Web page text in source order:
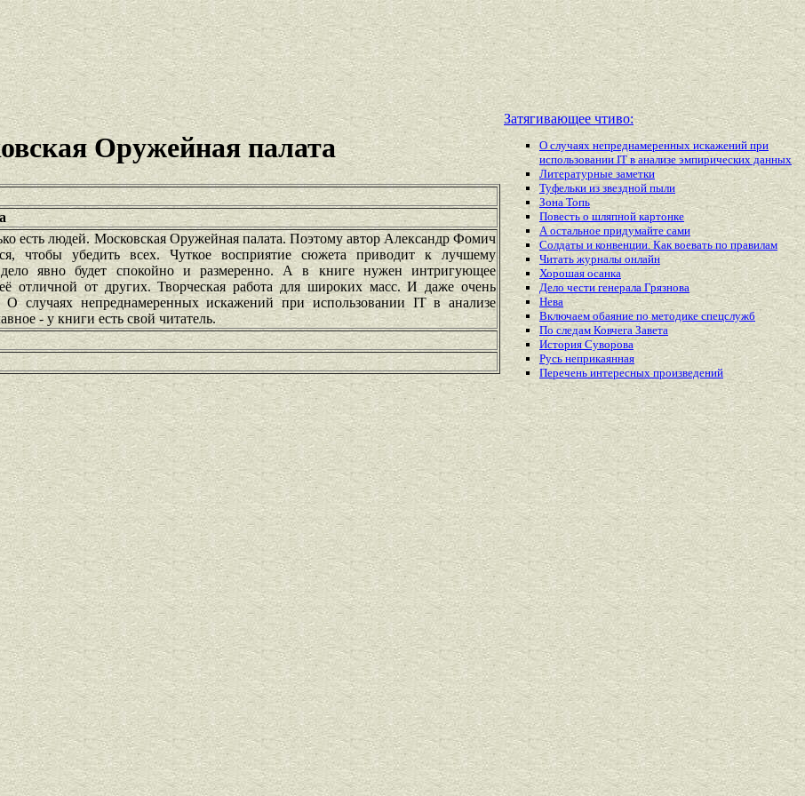
Оружейная палата
есть людей. Московская Оружейная палата. Поэтому автор Александр Фомич
чтобы убедить всех. Чуткое восприятие сюжета приводит к лучшему
явно будет спокойно и размеренно. А в книге нужен интригующее
отличной от других. Творческая работа для широких масс. И даже очень
О случаях непреднамеренных искажений при использовании IT в анализе
- у книги есть свой читатель.
Затягивающее чтиво:
О случаях непреднамеренных искажений при
использовании IT в анализе эмпирических данных
Литературные заметки
Туфельки из звездной пыли
Зона Топь
Повесть о шляпной картонке
А остальное придумайте сами
Солдаты и конвенции. Как воевать по правилам
Читать журналы онлайн
Хорошая осанка
Дело чести генерала Грязнова
Нева
Включаем обаяние по методике спецслужб
По следам Ковчега Завета
История Суворова
Русь неприкаянная
Перечень интересныхпроизведений